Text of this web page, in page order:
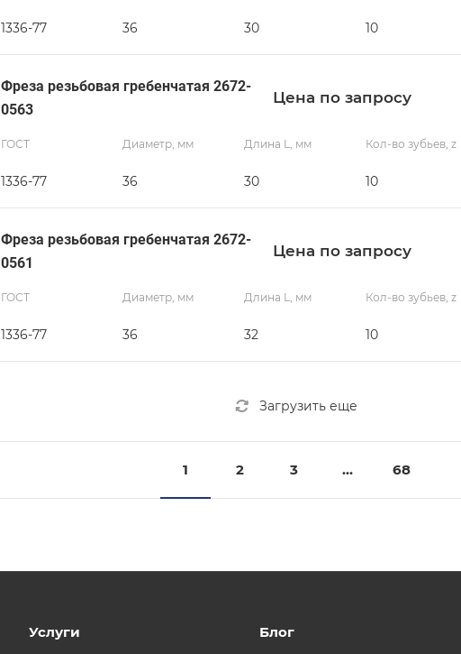
1336-77 36 30 10
Фреза резьбовая гребенчатая 2672-
0563
Цена по запросу
ГОСТ
1336-77
Диаметр, мм
36
Длина L, мм
30
Кол-во зубьев, z
10
Фреза резьбовая гребенчатая 2672-
0561
Цена по запросу
ГОСТ
1336-77
Диаметр, мм
36
Длина L, мм
32
Кол-во зубьев, z
10
Загрузить еще
1 2 3 ... 68
Услуги Блог